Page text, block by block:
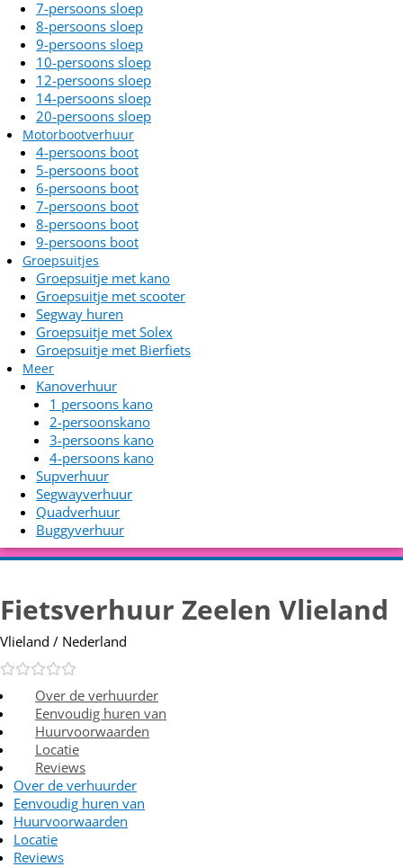
7-persoons sloep
8-persoons sloep
9-persoons sloep
10-persoons sloep
12-persoons sloep
14-persoons sloep
20-persoons sloep
Motorbootverhuur
4-persoons boot
5-persoons boot
6-persoons boot
7-persoons boot
8-persoons boot
9-persoons boot
Groepsuitjes
Groepsuitje met kano
Groepsuitje met scooter
Segway huren
Groepsuitje met Solex
Groepsuitje met Bierfiets
Meer
Kanoverhuur
1 persoons kano
2-persoonskano
3-persoons kano
4-persoons kano
Supverhuur
Segwayverhuur
Quadverhuur
Buggyverhuur
Fietsverhuur Zeelen Vlieland
Vlieland / Nederland
Over de verhuurder
Eenvoudig huren van
Huurvoorwaarden
Locatie
Reviews
Over de verhuurder
Eenvoudig huren van
Huurvoorwaarden
Locatie
Reviews